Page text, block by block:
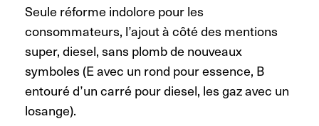
Seule réforme indolore pour les
consommateurs, l’ajout à côté des mentions
super, diesel, sans plomb de nouveaux
symboles (E avec un rond pour essence, B
entouré d’un carré pour diesel, les gaz avec un
losange).